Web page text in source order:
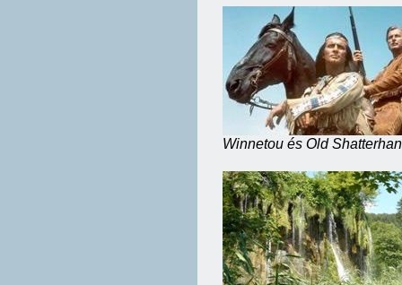
Winnetou és Old